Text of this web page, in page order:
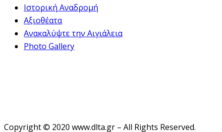
Ιστορική Αναδρομή
Αξιοθέατα
Ανακαλύψτε την Αιγιάλεια
Photo Gallery
Copyright © 2020 www.dlta.gr – All Rights Reserved.